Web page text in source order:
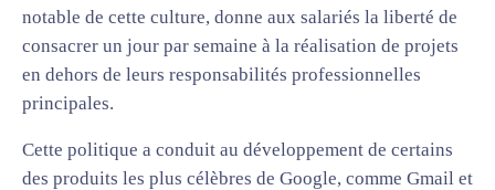
notable de cette culture, donne aux salariés la liberté de
consacrer un jour par semaine à la réalisation de projets
en dehors de leurs responsabilités professionnelles
principales.
Cette politique a conduit au développement de certains
des produits les plus célèbres de Google, comme Gmail et